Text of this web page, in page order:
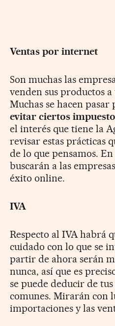
Ventas por internet
Son muchas las
venden sus productos
Muchas se hacen
evitar ciertos
el interés que tiene la
revisar estas prácticas
de lo que pensamos.
buscarán a las
éxito online.
IVA
Respecto al IVA habrá
cuidado con lo que se
partir de ahora serán
nunca, así que es
se puede deducir de
comunes. Mirarán con
importaciones y las